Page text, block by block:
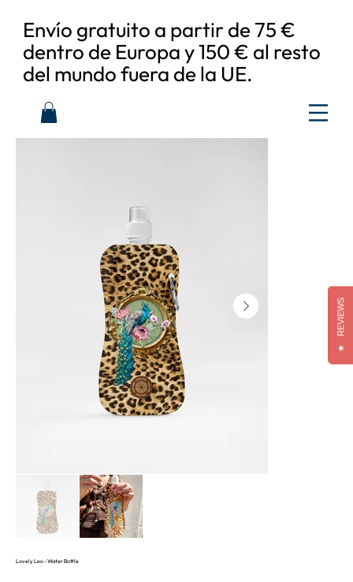
Envío gratuito a partir de 75 €
dentro de Europa y 150 € al resto
del mundo fuera de la UE.
Lovely Leo - Water Bottle
★
REVIEWS